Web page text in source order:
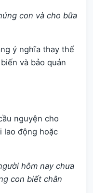
con và cho bữa
ý nghĩa thay thế
và bảo quản
nguyện cho
lao động hoặc
hôm nay chưa
con biết chân